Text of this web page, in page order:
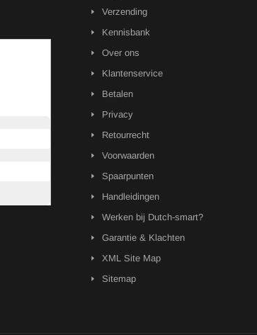
Verzending
Kennisbank
Over ons
Klantenservice
Betalen
Privacy
Retourrecht
Voorwaarden
Spaarpunten
Handleidingen
Werken bij Dutch-smart?
Garantie & Klachten
XML Site Map
Sitemap